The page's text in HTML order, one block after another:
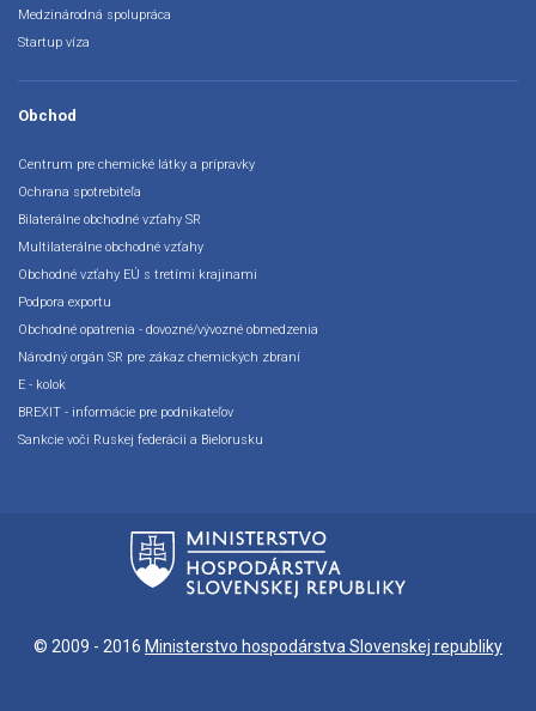
Medzinárodná spolupráca
Startup víza
Obchod
Centrum pre chemické látky a prípravky
Ochrana spotrebiteľa
Bilaterálne obchodné vzťahy SR
Multilaterálne obchodné vzťahy
Obchodné vzťahy EÚ s tretími krajinami
Podpora exportu
Obchodné opatrenia - dovozné/vývozné obmedzenia
Národný orgán SR pre zákaz chemických zbraní
E - kolok
BREXIT - informácie pre podnikateľov
Sankcie voči Ruskej federácii a Bielorusku
© 2009 - 2016 Ministerstvo hospodárstva Slovenskej republiky